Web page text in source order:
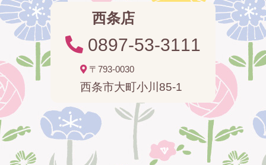
西条店
0897-53-3111
〒793-0030
西条市大町小川85-1